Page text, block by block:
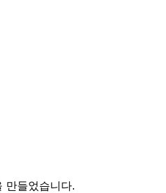
만들었습니다.